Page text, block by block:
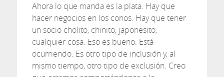
Ahora lo que manda es la plata. Hay que
hacer negocios en los conos. Hay que tener
un socio cholito, chinito, japonesito,
cualquier cosa. Eso es bueno. Está
ocurriendo. Es otro tipo de inclusión y, al
mismo tiempo, otro tipo de exclusión. Creo